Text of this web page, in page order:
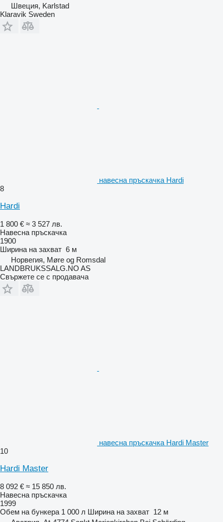
Швеция, Karlstad
Klaravik Sweden
навесна пръскачка Hardi
8
Hardi
1 800 € ≈ 3 527 лв.
Навесна пръскачка
1900
Ширина на захват 6 м
Норвегия, Møre og Romsdal
LANDBRUKSSALG.NO AS
Свържете се с продавача
навесна пръскачка Hardi Master
10
Hardi Master
8 092 € ≈ 15 850 лв.
Навесна пръскачка
1999
Обем на бункера 1 000 л Ширина на захват 12 м